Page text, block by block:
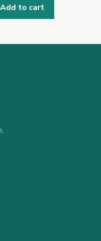
Add to cart